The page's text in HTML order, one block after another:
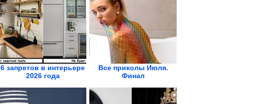
6 запретов в интерьере
2026 года
Все приколы Июля.
Финал